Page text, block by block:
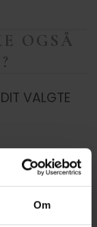
Om
OGSÅ
VALGTE